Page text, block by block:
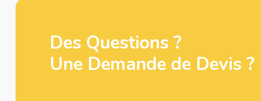
Des Questions ?
Une Demande de Devis ?